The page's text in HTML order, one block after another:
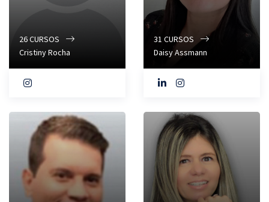
26CURSOS
Cristiny Rocha
31 CURSOS
Daisy Assmann